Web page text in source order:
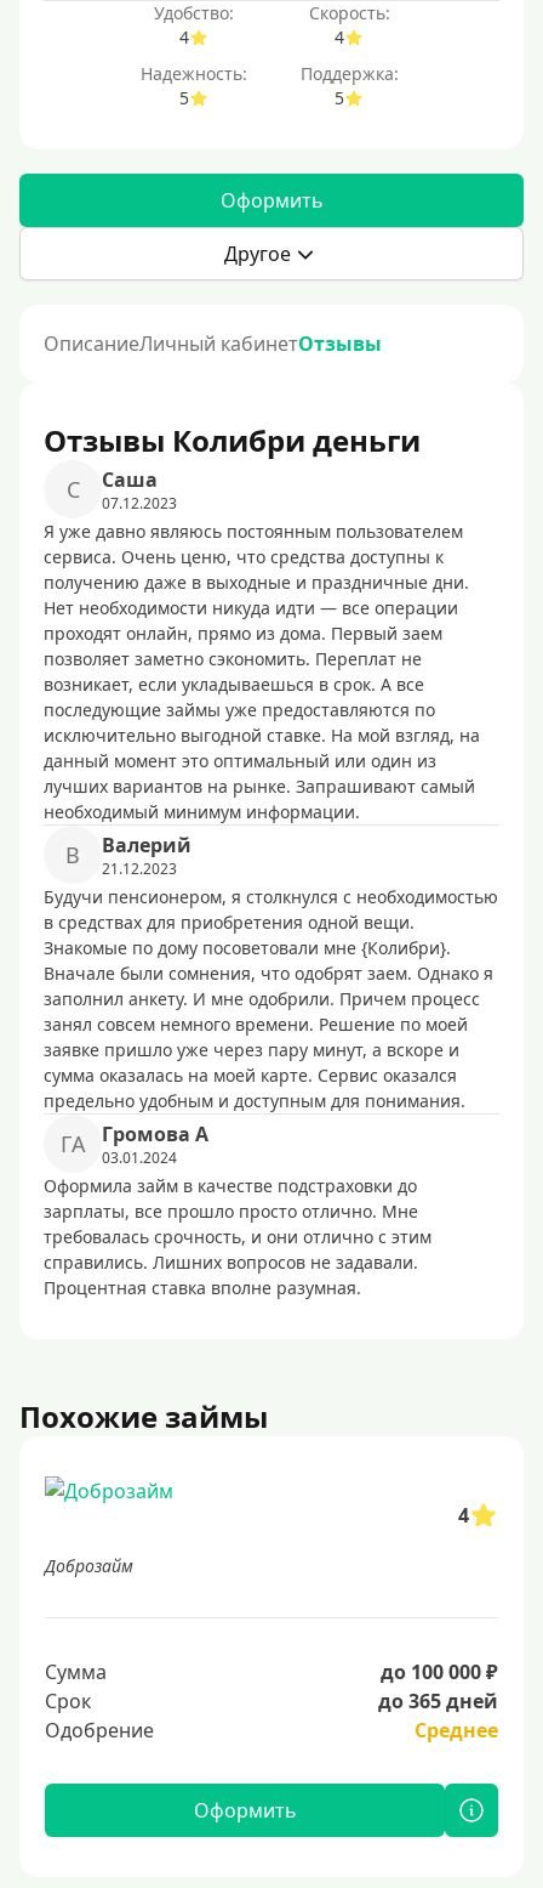
Удобство:
4
Скорость:
4
Надежность:
5
Поддержка:
5
Оформить
Другое
ОписаниеЛичный кабинетОтзывы
Отзывы Колибри деньги
C Caшa
07.12.2023
Я уже давно являюсь постоянным пользователем
сервиса. Очень ценю, что средства доступны к
получению даже в выходные и праздничные дни.
Нет необходимости никуда идти — все операции
проходят онлайн, прямо из дома. Первый заем
позволяет заметно сэкономить. Переплат не
возникает, если укладываешься в срок. А все
последующие займы уже предоставляются по
исключительно выгодной ставке. На мой взгляд, на
данный момент это оптимальный или один из
лучших вариантов на рынке. Запрашивают самый
необходимый минимум информации.
B Baлepий
21.12.2023
Будучи пенсионером, я столкнулся с необходимостью
в средствах для приобретения одной вещи.
Знакомые по дому посоветовали мне {Колибри}.
Вначале были сомнения, что одобрят заем. Однако я
заполнил анкету. И мне одобрили. Причем процесс
занял совсем немного времени. Решение по моей
заявке пришло уже через пару минут, а вскоре и
сумма оказалась на моей карте. Сервис оказался
предельно удобным и доступным для понимания.
ГA Гpoмoвa A
03.01.2024
Оформила займ в качестве подстраховки до
зарплаты, все прошло просто отлично. Мне
требовалась срочность, и они отлично с этим
справились. Лишних вопросов не задавали.
Процентная ставка вполне разумная.
Похожие займы
4
Доброзайм
Сумма
до 100 000 ₽
Срок
до 365 дней
Одобрение
Среднее
Оформить